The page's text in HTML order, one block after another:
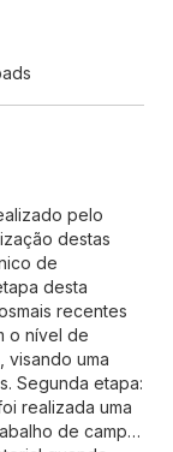
pelo
de
recentes
o nível de
de campo